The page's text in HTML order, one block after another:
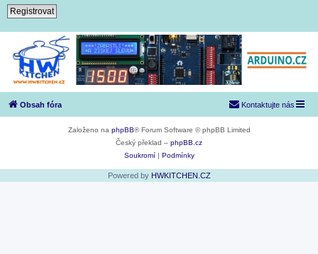
Registrovat
Obsah fóra Kontaktujte nás
Založeno na phpBB® Forum Software © phpBB Limited
Český překlad – phpBB.cz
Soukromí| Podmínky
Powered by HWKITCHEN.CZ